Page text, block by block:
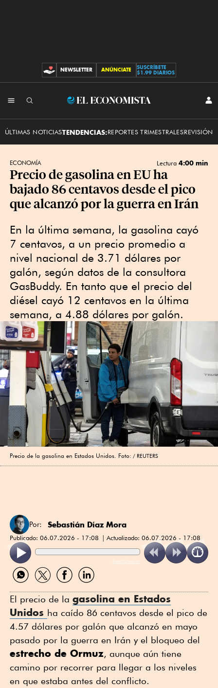
CONTRIBUCIONES
NEWSLETTER ANÚNCIATE
SUSCRÍBETE
$1.99 DIARIOS
El
ÚLTIMAS NOTICIASTENDENCIAS:REPORTES TRIMESTRALESREVISIÓN
ECONOMÍA Lectura 4:00 min
Precio de gasolina en EU ha
bajado 86 centavos desde el pico
que alcanzó por la guerra en Irán
En la última semana, la gasolina cayó
7 centavos, a un precio promedio a
nivel nacional de 3.71 dólares por
galón, según datos de la consultora
GasBuddy. En tanto que el precio del
diésel cayó 12 centavos en la última
semana, a 4.88 dólares por galón.
Precio de la gasolina en Estados Unidos. Foto: REUTERS
Por: Sebastián Díaz Mora
Publicado: 06.07.2026 - 17:08 Actualizado: 06.07.2026 - 17:08
ReadSpeaker
Compartir
por
Compartir
por
Compartir
por
Compartir
por
El precio de la gasolina en Estados
Unidos ha caído 86 centavos desde el pico de
4.57 dólares por galón que alcanzó en mayo
pasado por la guerra en Irán y el bloqueo del
estrecho de Ormuz, aunque aún tiene
camino por recorrer para llegar a los niveles
en que estaba antes del conflicto.